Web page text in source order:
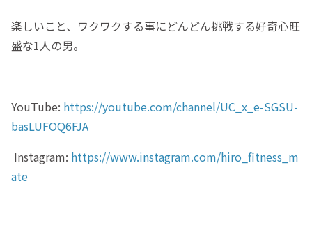
楽しいこと、ワクワクする事にどんどん挑戦する好奇心旺
盛な1人の男。
YouTube: https://youtube.com/channel/UC_x_e-SGSU-
basLUFOQ6FJA
Instagram: https://www.instagram.com/hiro_fitness_m
ate